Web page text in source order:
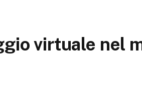
virtuale nel